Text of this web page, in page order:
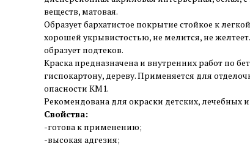
веществ, матовая.
Образует бархатистое покрытие стойкое к
хорошей укрывистостью, не мелится, не
образует подтеков.
Краска предназначена и внутренних работ по
гиспокартону, дереву. Применяется для
опасности КМ1.
Рекомендована для окраски детских, лечебных
Свойства:
-готова к применению;
-высокая адгезия;